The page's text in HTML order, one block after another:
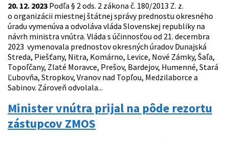
20. 12. 2023 Podľa § 2 ods. 2 zákona č. 180/2013 Z. z.
o organizácii miestnej štátnej správy prednostu okresného
úradu vymenúva a odvoláva vláda Slovenskej republiky na
návrh ministra vnútra. Vláda s účinnosťou od 21. decembra
2023 vymenovala prednostov okresných úradov Dunajská
Streda, Piešťany, Nitra, Komárno, Levice, Nové Zámky, Šaľa,
Topoľčany, Zlaté Moravce, Prešov, Bardejov, Humenné, Stará
Ľubovňa, Stropkov, Vranov nad Topľou, Medzilaborce a
Sabinov. Zároveň odvolala...
Minister vnútra prijal na pôde rezortu
zástupcov ZMOS